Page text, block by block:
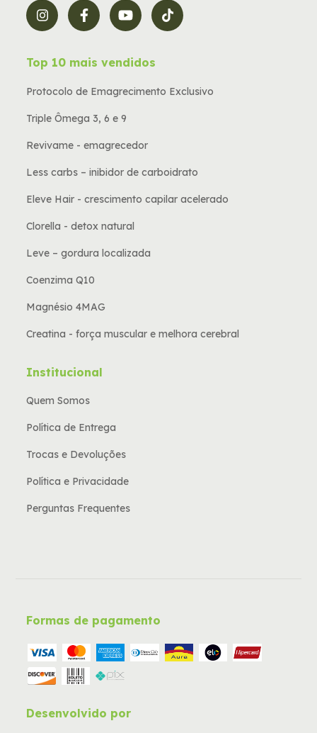
Top 10 mais vendidos
Protocolo de Emagrecimento Exclusivo
Triple Ômega 3, 6 e 9
Revivame - emagrecedor
Less carbs – inibidor de carboidrato
Eleve Hair - crescimento capilar acelerado
Clorella - detox natural
Leve – gordura localizada
Coenzima Q10
Magnésio 4MAG
Creatina - força muscular e melhora cerebral
Institucional
Quem Somos
Política de Entrega
Trocas e Devoluções
Política e Privacidade
Perguntas Frequentes
Formas de pagamento
Desenvolvido por